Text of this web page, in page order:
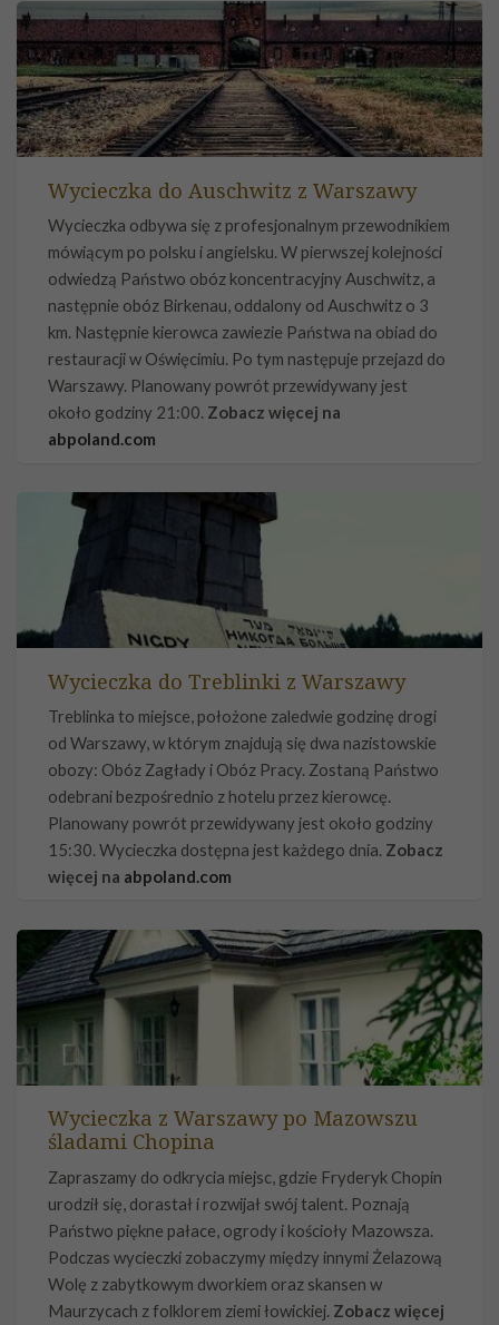
Wycieczka do Auschwitz z Warszawy
Wycieczka odbywa się z profesjonalnym przewodnikiem
mówiącym po polsku i angielsku. W pierwszej kolejności
odwiedzą Państwo obóz koncentracyjny Auschwitz, a
następnie obóz Birkenau, oddalony od Auschwitz o 3
km. Następnie kierowca zawiezie Państwa na obiad do
restauracji w Oświęcimiu. Po tym następuje przejazd do
Warszawy. Planowany powrót przewidywany jest
około godziny 21:00. Zobacz więcej na
abpoland.com
Wycieczka do Treblinki z Warszawy
Treblinka to miejsce, położone zaledwie godzinę drogi
od Warszawy, w którym znajdują się dwa nazistowskie
obozy: Obóz Zagłady i Obóz Pracy. Zostaną Państwo
odebrani bezpośrednio z hotelu przez kierowcę.
Planowany powrót przewidywany jest około godziny
15:30. Wycieczka dostępna jest każdego dnia. Zobacz
więcej na abpoland.com
Wycieczka z Warszawy po Mazowszu
śladami Chopina
Zapraszamy do odkrycia miejsc, gdzie Fryderyk Chopin
urodził się, dorastał i rozwijał swój talent. Poznają
Państwo piękne pałace, ogrody i kościoły Mazowsza.
Podczas wycieczki zobaczymy między innymi Żelazową
Wolę z zabytkowym dworkiem oraz skansen w
Maurzycach z folklorem ziemi łowickiej. Zobacz więcej